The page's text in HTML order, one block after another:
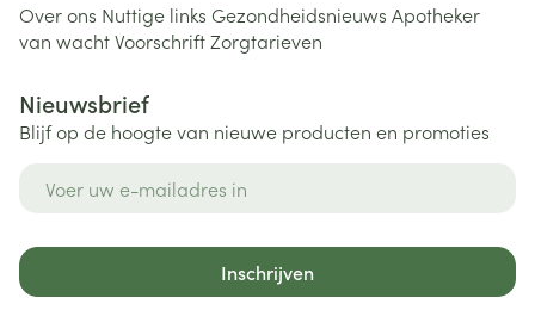
Over ons Nuttige links Gezondheidsnieuws Apotheker
van wachtVoorschriftZorgtarieven
Nieuwsbrief
Blijf op de hoogte van nieuwe producten en promoties
Inschrijven